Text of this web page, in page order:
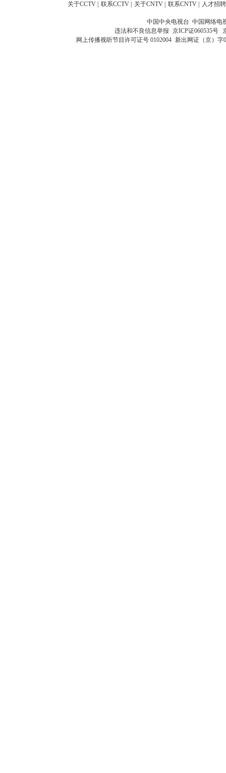
关于CCTV 联系CCTV 关于CNTV 联系CNTV 人才招聘
中国中央电视台 中国网络电
违法和不良信息举报 京ICP证060535号
网上传播视听节目许可证号 0102004 新出网证（京）